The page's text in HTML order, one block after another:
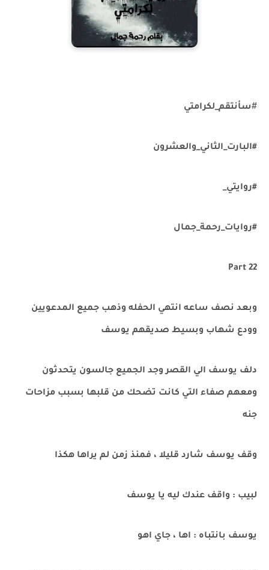
#سأنتقم_لكرامتي
#البارت_الثاني_والعشرون
#روايتي_
#روايات_رحمة_جمال
Part 22
وبعد نصف ساعه انتهي الحفله وذهب جميع المدعويين
وودع شهاب وبسيط صديقهم يوسف
دلف يوسف الي القصر وجد الجميع جالسون يتحدثون
ومعهم صفاء التي كانت تضحك من قلبها بسبب مزاحات
جنه
وقف يوسف شارد قليلا ، فمنذ زمن لم يراها هكذا
لبيب : واقف عندك ليه يا يوسف
يوسف بانتباه : اها ، جاي اهو